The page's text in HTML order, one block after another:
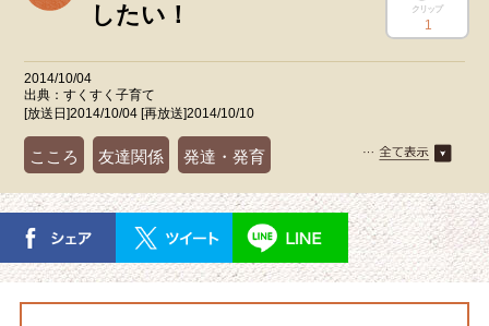
したい！
クリップ
1
2014/10/04
出典：すくすく子育て
[放送日]2014/10/04 [再放送]2014/10/10
こころ 友達関係 発達・発育